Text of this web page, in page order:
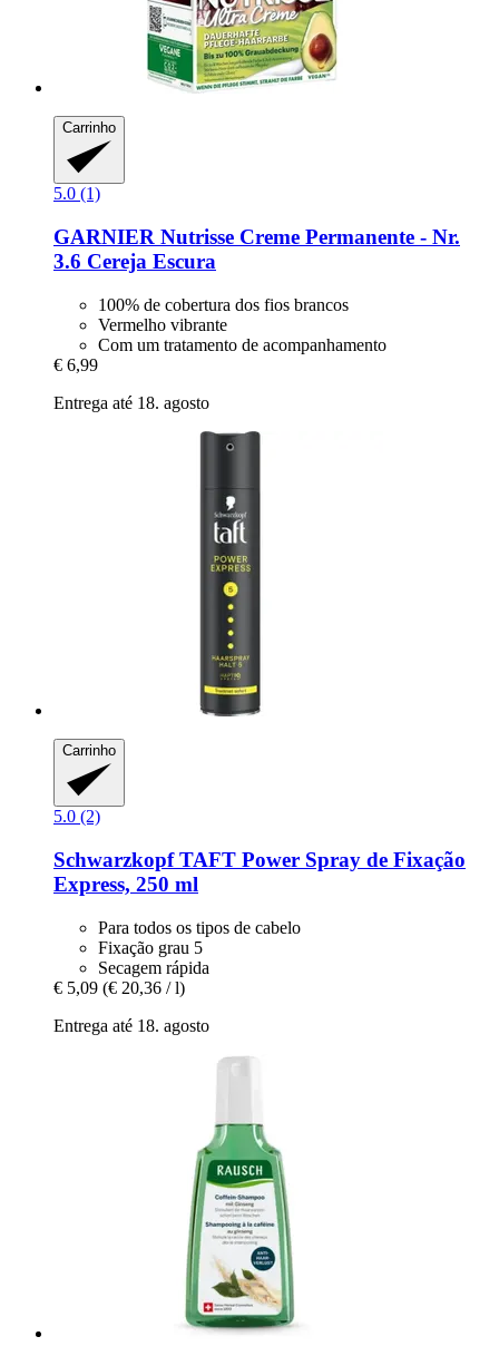
Carrinho
5.0 (1)
GARNIER Nutrisse Creme Permanente -​ Nr.
3.6 Cereja Escura
100% de cobertura dos fios brancos
Vermelho vibrante
Com um tratamento de acompanhamento
€ 6,99
Entrega até 18. agosto
Carrinho
5.0 (2)
SchwarzkopfTAFT Power Spray de Fixação
Express, 250 ml
Para todos os tipos de cabelo
Fixação grau 5
Secagem rápida
€ 5,09 (€ 20,36 / l)
Entrega até 18. agosto